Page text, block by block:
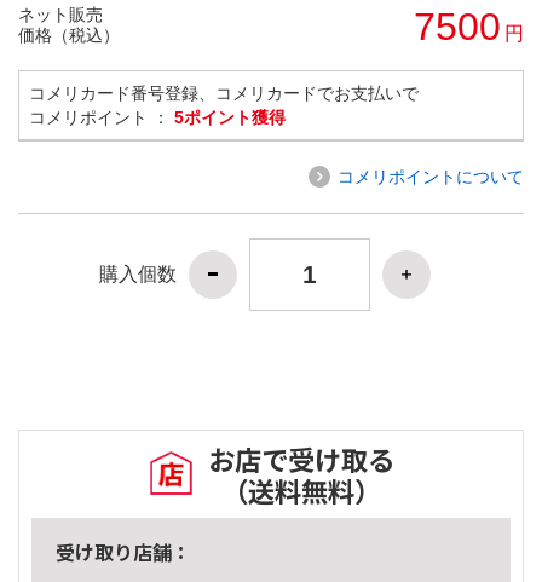
ネット販売
価格（税込）
7500 円
コメリカード番号登録、コメリカードでお支払いで
コメリポイント ： 5ポイント獲得
コメリポイントについて
購入個数
お店で受け取る
（送料無料）
受け取り店舗：